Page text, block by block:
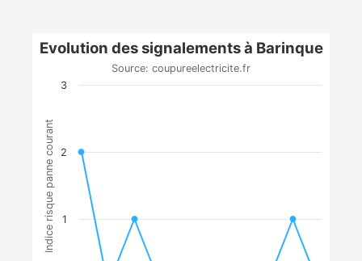
Indice risque panne courant
Evolution des signalements à Barinque
Source: coupureelectricite.fr
1
2
3